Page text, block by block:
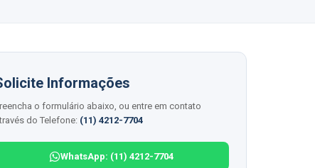
Informações
o formulário abaixo, ou entre em contato
do Telefone: (11) 4212-7704
WhatsApp: (11) 4212-7704